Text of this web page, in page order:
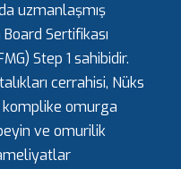
uzmanlaşmış
Sertifikası
Step 1 sahibidir.
cerrahisi, Nüks
komplike omurga
ve omurilik